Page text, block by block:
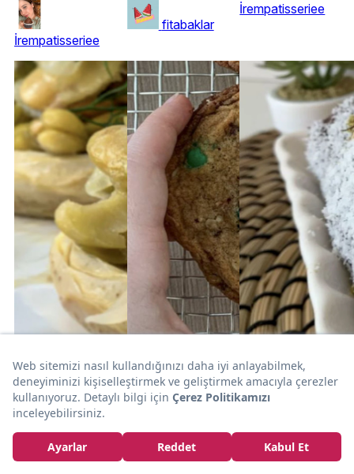
İrempatisseriee
fitabaklar
İrempatisseriee
30dk
ZEYTİNYAĞLI
Yemeklerden:
Zeytinyağlı İç
20dk
SİZDEN
GELENLER
Çocuklar
Bayılacak:
1 saat
SÜTLÜ TATLI
Çatlamadan:
Saray Sarması